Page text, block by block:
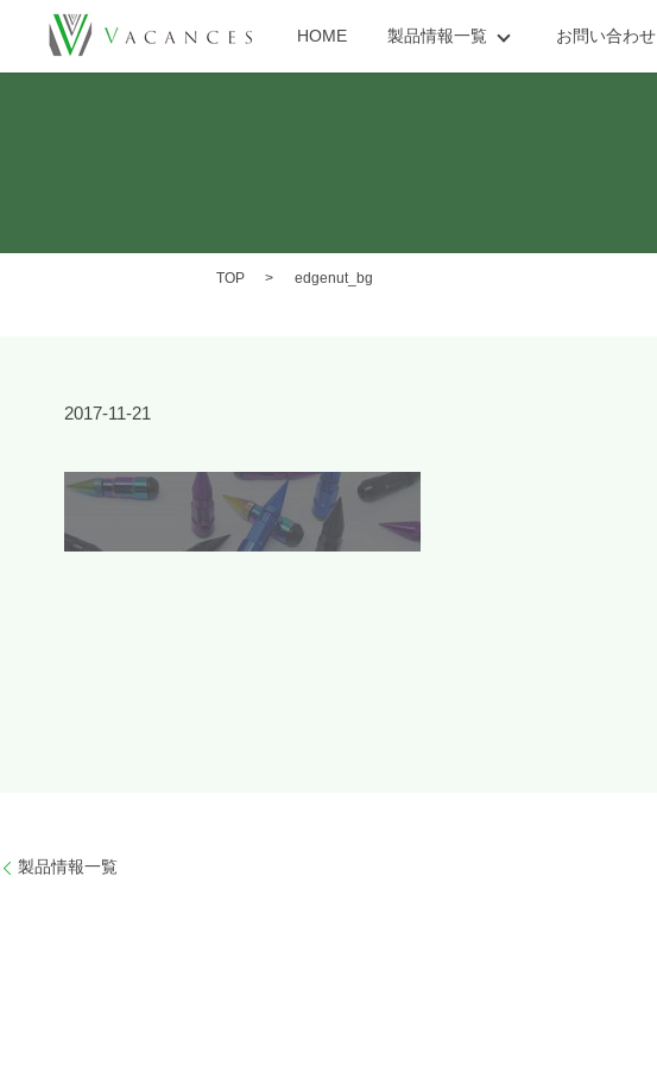
HOME 製品情報一覧 お問い合わせ
TOP edgenut_bg
2017-11-21
製品情報一覧